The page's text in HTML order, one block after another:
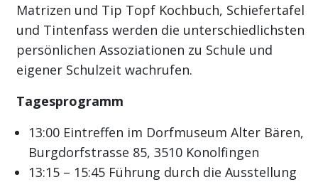
Matrizen und Tip Topf Kochbuch, Schiefertafel
und Tintenfass werden die unterschiedlichsten
persönlichen Assoziationen zu Schule und
eigener Schulzeit wachrufen.
Tagesprogramm
13:00 Eintreffen im Dorfmuseum Alter Bären,
Burgdorfstrasse 85, 3510 Konolfingen
13:15 – 15:45 Führung durch die Ausstellung